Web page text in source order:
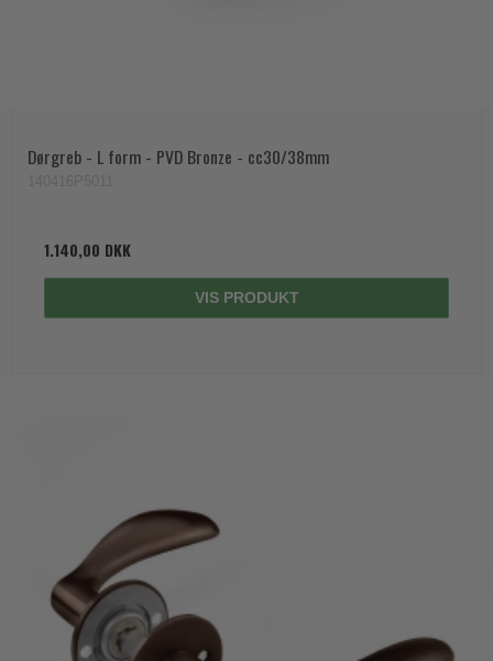
Dørgreb - L form - PVD Bronze - cc30/38mm
1.140,00 DKK
VIS PRODUKT